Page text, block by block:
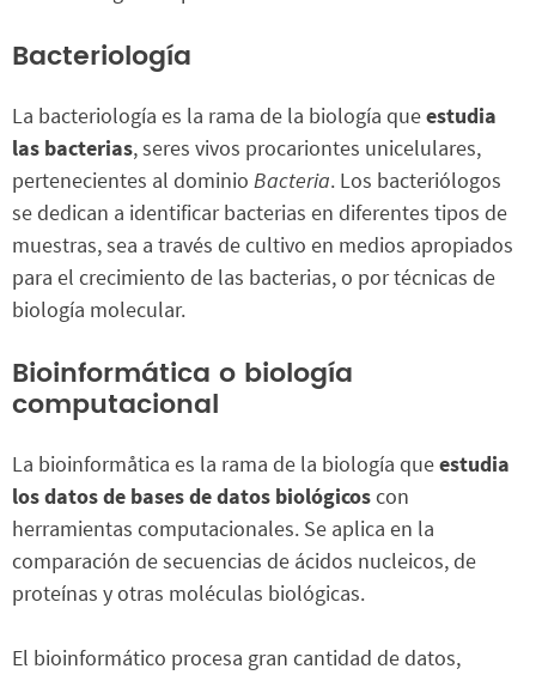
Bacteriología
La bacteriología es la rama de la biología queestudia
las bacterias, seres vivos procariontes unicelulares,
pertenecientes al dominio Bacteria. Los bacteriólogos
se dedican a identificar bacterias en diferentes tipos de
muestras, sea a través de cultivo en medios apropiados
para el crecimiento de las bacterias, o por técnicas de
biología molecular.
Bioinformática o biología
computacional
La bioinformåtica es la rama de la biología queestudia
los datos de bases de datos biológicoscon
herramientas computacionales. Se aplica en la
comparación de secuencias de ácidos nucleicos, de
proteínas y otras moléculas biológicas.
El bioinformático procesa gran cantidad de datos,